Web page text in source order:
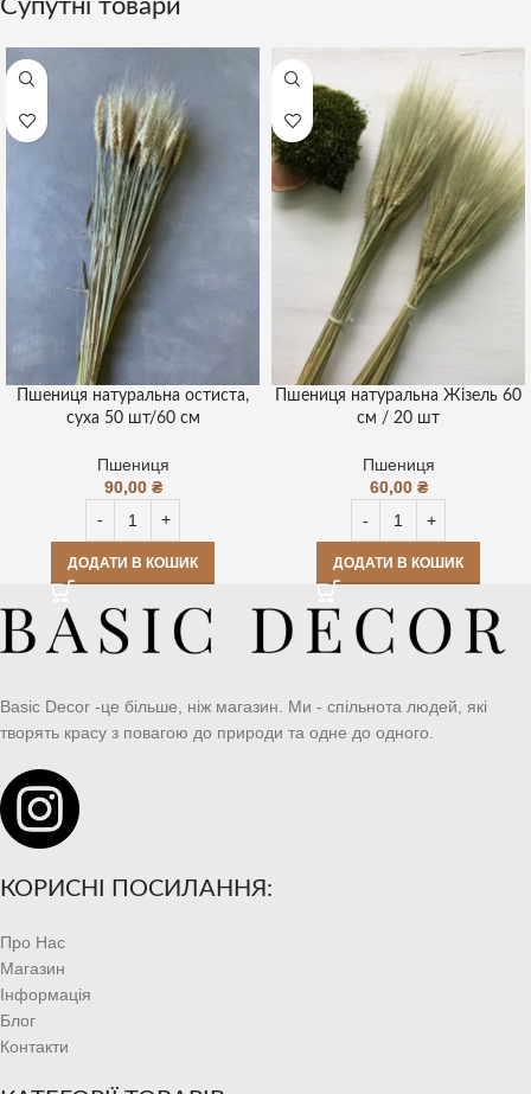
Супутні товари
Пшениця натуральна остиста,
суха 50 шт/60 см
Пшениця
90,00 ₴
ДОДАТИ В КОШИК
Пшениця натуральна Жізель 60
см / 20 шт
Пшениця
60,00 ₴
ДОДАТИ В КОШИК
Basic Decor -це більше, ніж магазин. Ми - спільнота людей, які
творять красу з повагою до природи та одне до одного.
КОРИСНІ ПОСИЛАННЯ:
Про Нас
Магазин
Інформація
Блог
Контакти